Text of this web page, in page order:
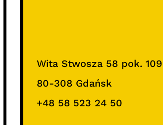
Wita Stwosza 58 pok. 109
80-308 Gdańsk
+48 58 523 24 50